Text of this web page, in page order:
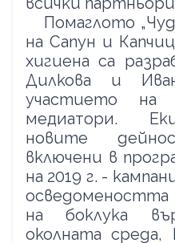
Помаглото
на Сапун и
хигиена са
Дилкова и
участието
медиатори.
новите
включени в
на 2019 г. -
на боклука
околната